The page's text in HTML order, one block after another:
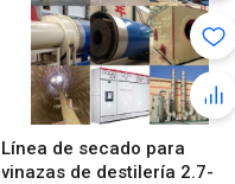
Línea de secado para
vinazas de destilería 2.7-